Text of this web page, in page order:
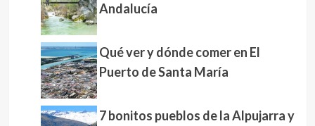
Andalucía
Qué ver y dónde comer en El
Puerto de Santa María
7 bonitos pueblos de la Alpujarra y